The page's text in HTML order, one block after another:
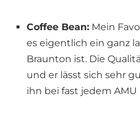
Coffee Bean: Mein
es eigentlich ein ganz
Braunton ist. Die
und er lässt sich sehr
ihn bei fast jedem